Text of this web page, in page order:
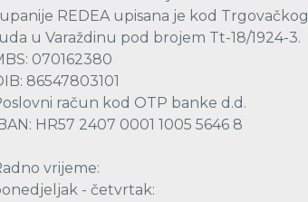
REDEA upisana je kod Trgovačkog
u Varaždinu pod brojem Tt-18/1924-3.
070162380
86547803101
račun kod OTP banke d.d.
HR57 2407 0001 1005 5646 8
vrijeme:
- četvrtak: